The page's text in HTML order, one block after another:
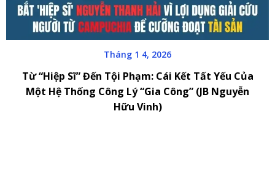
Tháng 1 4, 2026
Từ “Hiệp Sĩ” Đến Tội Phạm: Cái Kết Tất Yếu Của
Một Hệ Thống Công Lý “Gia Công” (JB Nguyễn
Hữu Vinh)